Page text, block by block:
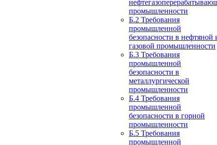
промышленности
Б.2 Требования
промышленной
безопасности в нефтяной
газовой промышленности
Б.3 Требования
промышленной
безопасности в
металлургической
промышленности
Б.4 Требования
промышленной
безопасности в горной
промышленности
Б.5 Требования
промышленной